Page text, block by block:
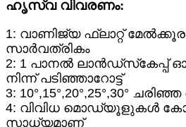
ഹൃസ്വ വിവരണം:
1: വാണിജ്യ ഫ്ലാറ്റ്
സാർവത്രികം
2: 1 പാനൽ ലാൻഡ്‌സ്‌കേപ്പ്
നിന്ന് പടിഞ്ഞാറോട്ട്
3: 10°,15°,20°,25°,30°
4: വിവിധ മൊഡ്യൂളുകൾ
സാധ്യമാണ്